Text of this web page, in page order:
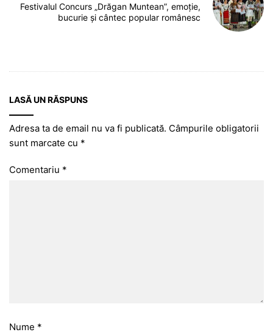
Festivalul Concurs „Drăgan Muntean”, emoție,
bucurie și cântec popular românesc
LASĂ UN RĂSPUNS
Adresa ta de email nu va fi publicată. Câmpurile obligatorii
sunt marcate cu *
Comentariu *
Nume *